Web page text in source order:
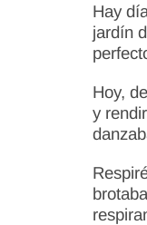
Hay
jardín
Hoy,
y